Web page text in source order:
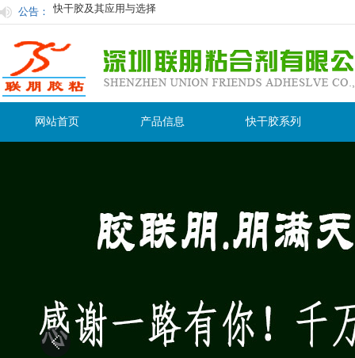
公告： 快干胶有时白化原因及防止措施：
用过后的胶水怎么保存才不会在保质期内变干变质？
粘塑料用什么胶水粘接性最好
联朋胶粘为你量身订制最合适胶水
网站首页 产品信息 快干胶系列